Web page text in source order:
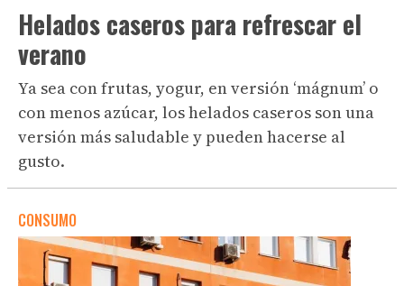
Helados caseros para refrescar el
verano
Ya sea con frutas, yogur, en versión ‘mágnum’ o
con menos azúcar, los helados caseros son una
versión más saludable y pueden hacerse al
gusto.
CONSUMO